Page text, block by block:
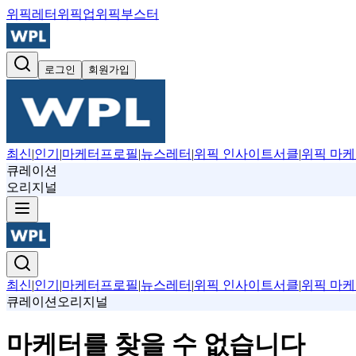
위픽레터 위픽업위픽부스터
로그인 회원가입
최신|인기 |마케터프로필|뉴스레터 |위픽 인사이트서클|위픽 마케
큐레이션
오리지널
최신|인기 |마케터프로필|뉴스레터 |위픽 인사이트서클|위픽 마케
큐레이션 오리지널
마케터를 찾을 수 없습니다